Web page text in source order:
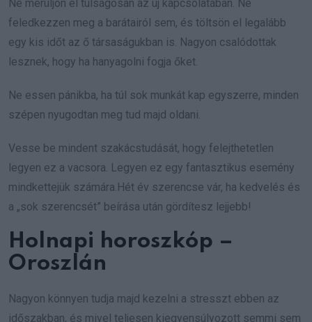
Ne merüljön el túlságosan az új kapcsolatában. Ne
feledkezzen meg a barátairól sem, és töltsön el legalább
egy kis időt az ő társaságukban is. Nagyon csalódottak
lesznek, hogy ha hanyagolni fogja őket.
Ne essen pánikba, ha túl sok munkát kap egyszerre, minden
szépen nyugodtan meg tud majd oldani.
Vesse be mindent szakácstudását, hogy felejthetetlen
legyen ez a vacsora. Legyen ez egy fantasztikus esemény
mindkettejük számára.Hét év szerencse vár, ha kedvelés és
a „sok szerencsét” beírása után gördítesz lejjebb!
Holnapi horoszkóp –
Oroszlán
Nagyon könnyen tudja majd kezelni a stresszt ebben az
időszakban, és mivel teljesen kiegyensúlyozott semmi sem